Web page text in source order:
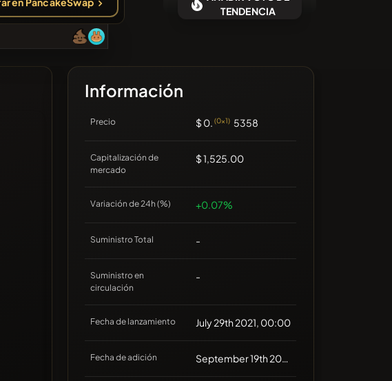
❌No hay monedas recientes
TENDENCIA
Información
Precio $ 0. (0x1) 5358
Capitalización de
mercado
$ 1,525.00
Variación de 24h (%) +0.07%
Suministro Total -
Suministro en
circulación
-
Fecha de lanzamiento July 29th 2021, 00:00
Fecha de adición September 19th 2021, 16:00